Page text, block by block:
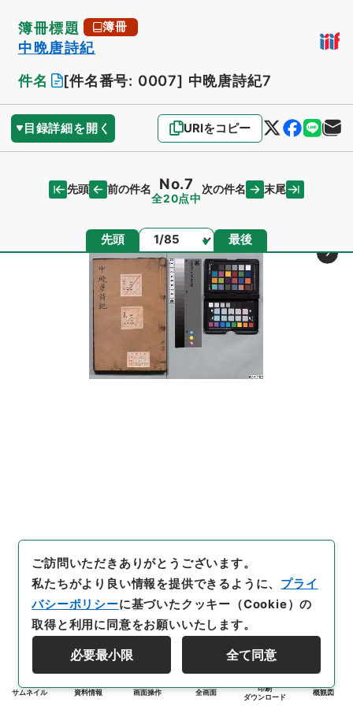
簿冊標題 簿冊
中晩唐詩紀
件名
[件名番号: 0007] 中晩唐詩紀7
目録詳細を開く URIをコピー
先頭 前の件名 No.7
全20点中
次の件名 末尾
先頭 ページ 最後
サムネイル 資料情報 画面操作 全画面
印刷
ダウンロード
概観図
ご訪問いただきありがとうございます。
私たちがより良い情報を提供できるように、 プライ
バシーポリシーに基づいたクッキー（Cookie）の
取得と利用に同意をお願いいたします。
必要最小限 全て同意